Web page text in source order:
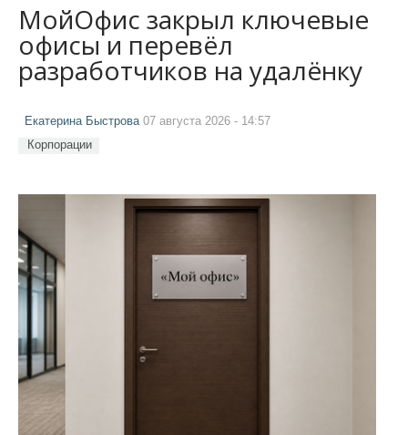
МойОфис закрыл ключевые
офисы и перевёл
разработчиков на удалёнку
Екатерина Быстрова 07 августа 2026 - 14:57
Корпорации